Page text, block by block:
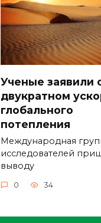
Ученые заявили
двукратном
глобального
потепления
Международная
исследователей
выводу
0 34